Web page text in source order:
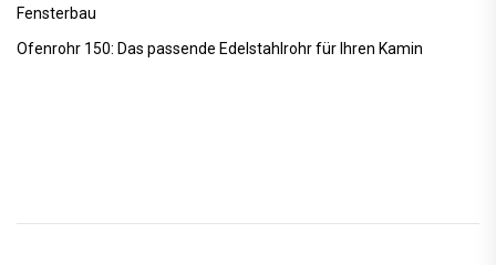
Fensterbau
Ofenrohr 150: Das passende Edelstahlrohr für Ihren Kamin